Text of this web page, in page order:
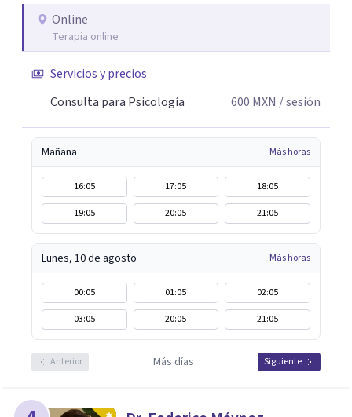
Online
Terapia online
Servicios y precios
Consulta para Psicología
600 MXN / sesión
Mañana Más horas
16:05 17:05
18:05
19:05
20:05 21:05
Lunes, 10 de agosto Más horas
00:05 01:05
02:05
03:05
20:05 21:05
Anterior Más días Siguiente